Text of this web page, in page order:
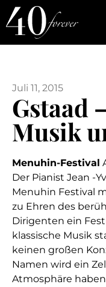
Juli 11, 2015
Gstaad
Musik
Menuhin-Festival
Der Pianist Jean -
Menuhin Festival
zu Ehren des
Dirigenten ein
klassische Musik
keinen großen
Namen wird ein
Atmosphäre